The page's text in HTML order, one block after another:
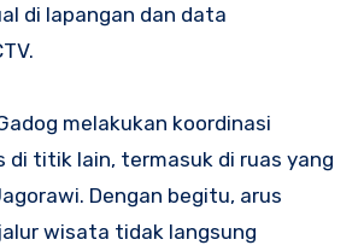
di lapangan dan data
melakukan koordinasi
di titik lain, termasuk di ruas yang
Dengan begitu, arus
wisata tidak langsung